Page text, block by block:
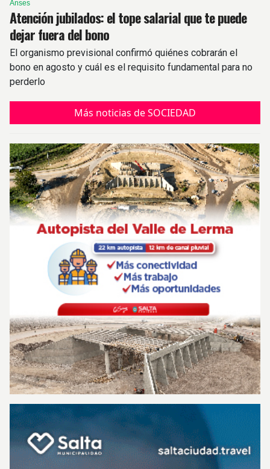
Anses
Atención jubilados: el tope salarial que te puede
dejar fuera del bono
El organismo previsional confirmó quiénes cobrarán el
bono en agosto y cuál es el requisito fundamental para no
perderlo
Más noticias de SOCIEDAD